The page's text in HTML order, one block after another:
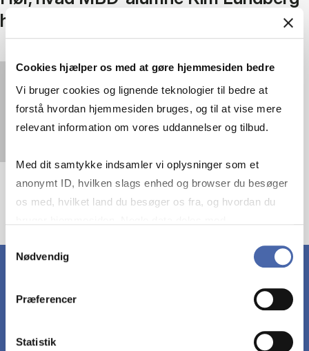
Cookies hjælper os med at gøre hjemmesiden bedre
Vi bruger cookies og lignende teknologier til bedre at
forstå hvordan hjemmesiden bruges, og til at vise mere
relevant information om vores uddannelser og tilbud.
Med dit samtykke indsamler vi oplysninger som et
anonymt ID, hvilken slags enhed og browser du besøger
os med, hvilket land du besøger os fra, og hvordan du
markedsføring. Du bestemmer selv - og kan altid trække
Samtykkevalg
Nødvendig
Præferencer
Statistik
har fået ud af uddannelsen
You mustaccept statistics cookiesto view this
video.
MØD DELTAGERNE PÅ MBD